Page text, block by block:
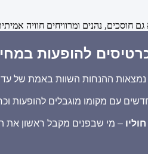
להופעות
ההנחות השוות באמת של עד 50% הנחה!
עם מקומו מוגבלים להופעות
– מי שבפנים מקבל ראשון את